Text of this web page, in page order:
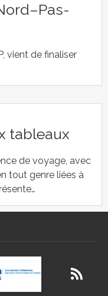
vient de finaliser
tableaux
de voyage, avec
tout genre liées à